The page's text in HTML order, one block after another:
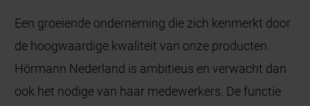
Een groeiende onderneming die zich kenmerkt door
de hoogwaardige kwaliteit van onze producten.
Hörmann Nederland is ambitieus en verwacht dan
ook het nodige van haar medewerkers. De functie